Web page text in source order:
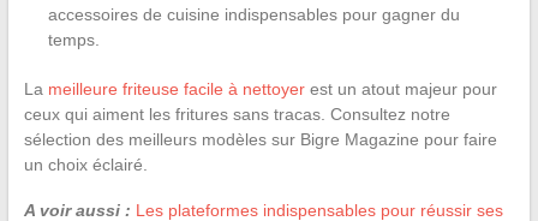
accessoires de cuisine indispensables pour gagner du
temps.
La meilleure friteuse facile à nettoyerest un atout majeur pour
ceux qui aiment les fritures sans tracas. Consultez notre
sélection des meilleurs modèles sur Bigre Magazine pour faire
un choix éclairé.
A voir aussi : Les plateformes indispensables pour réussir ses